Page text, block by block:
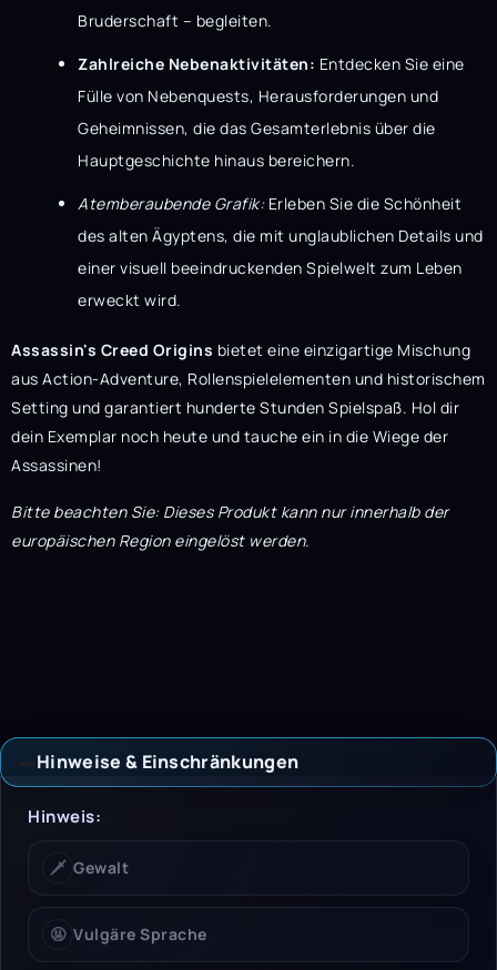
Bruderschaft – begleiten.
Zahlreiche Nebenaktivitäten: Entdecken Sie eine
Fülle von Nebenquests, Herausforderungen und
Geheimnissen, die das Gesamterlebnis über die
Hauptgeschichte hinaus bereichern.
Atemberaubende Grafik:Erleben Sie die Schönheit
des alten Ägyptens, die mit unglaublichen Details und
einer visuell beeindruckenden Spielwelt zum Leben
erweckt wird.
Assassin's Creed Origins bietet eine einzigartige Mischung
aus Action-Adventure, Rollenspielelementen und historischem
Setting und garantiert hunderte Stunden Spielspaß. Hol dir
dein Exemplar noch heute und tauche ein in die Wiege der
Assassinen!
Bitte beachten Sie: Dieses Produkt kann nur innerhalb der
europäischen Region eingelöst werden.
Hinweise & Einschränkungen
Hinweise &
Hinweis:
🗡️ Gewalt
🤬 Vulgäre Sprache